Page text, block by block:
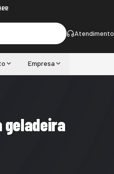
Atendimento
Empresa
geladeira